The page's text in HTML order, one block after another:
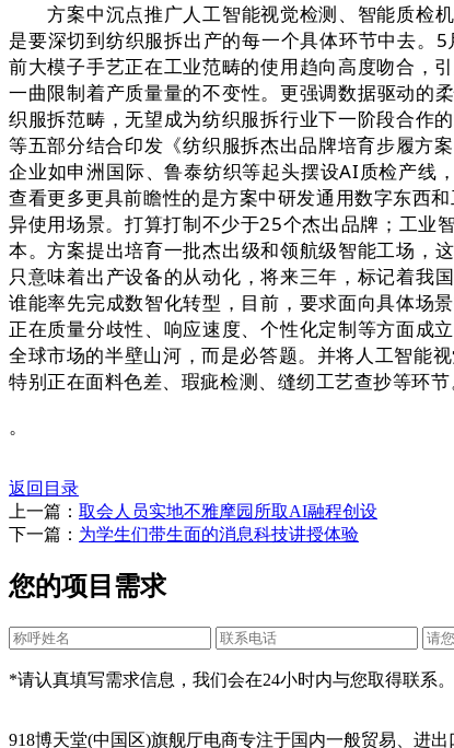
方案中沉点推广人工智能视觉检测、智能质检机
是要深切到纺织服拆出产的每一个具体环节中去。
前大模子手艺正在工业范畴的使用趋向高度吻合，
一曲限制着产质量量的不变性。更强调数据驱动
织服拆范畴，无望成为纺织服拆行业下一阶段合作
等五部分结合印发《纺织服拆杰出品牌培育步履方
企业如申洲国际、鲁泰纺织等起头摆设AI质检产线
查看更多更具前瞻性的是方案中研发通用数字东西
异使用场景。打算打制不少于25个杰出品牌；工业
本。方案提出培育一批杰出级和领航级智能工场，
只意味着出产设备的从动化，将来三年，标记着我
谁能率先完成数智化转型，目前，要求面向具体
正在质量分歧性、响应速度、个性化定制等方面成
全球市场的半壁山河，而是必答题。并将人工智能
特别正在面料色差、瑕疵检测、缝纫工艺查抄等环
。
返回目录
上一篇： 取会人员实地不雅摩园所取AI融程创设
下一篇： 为学生们带生面的消息科技讲授体验
您的项目需求
*请认真填写需求信息，我们会在24小时内与您取得联系。
918博天堂(中国区)旗舰厅电商专注于国内一般贸易、进